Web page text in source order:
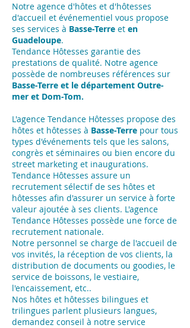
Notre agence d'hôtes et d'hôtesses
d'accueil et événementiel vous propose
ses services à Basse-Terre et en
Guadeloupe.
Tendance Hôtesses garantie des
prestations de qualité. Notre agence
possède de nombreuses références sur
Basse-Terre et le département Outre-
mer et Dom-Tom.
L'agence Tendance Hôtesses propose des
hôtes et hôtesses à Basse-Terre pour tous
types d'événements tels que les salons,
congrès et séminaires ou bien encore du
street marketing et inaugurations.
Tendance Hôtesses assure un
recrutement sélectif de ses hôtes et
hôtesses afin d'assurer un service à forte
valeur ajoutée à ses clients. L'agence
Tendance Hôtesses possède une force de
recrutement nationale.
Notre personnel se charge de l'accueil de
vos invités, la réception de vos clients, la
distribution de documents ou goodies, le
service de boissons, le vestiaire,
l'encaissement, etc..
Nos hôtes et hôtesses bilingues et
trilingues parlent plusieurs langues,
demandez conseil à notre service